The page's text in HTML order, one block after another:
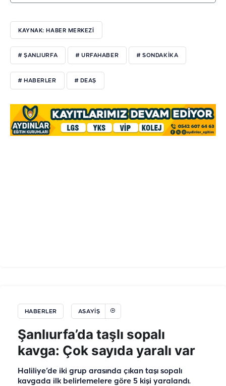
KAYNAK: HABER MERKEZI
# ŞANLIURFA # URFAHABER # SONDAKIKA
# HABERLER # DEAŞ
HABERLER ASAYIŞ
Şanlıurfa’da taşlı sopalı
kavga: Çok sayıda yaralı var
Haliliye’de iki grup arasında çıkan taşı sopalı
kavgada ilk belirlemelere göre 5 kişi yaralandı.